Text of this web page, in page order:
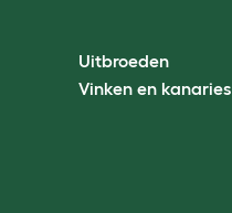
Uitbroeden
Vinken en kanaries